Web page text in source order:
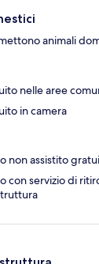
animali
nelle aree
in camera
non assistito
con servizio di